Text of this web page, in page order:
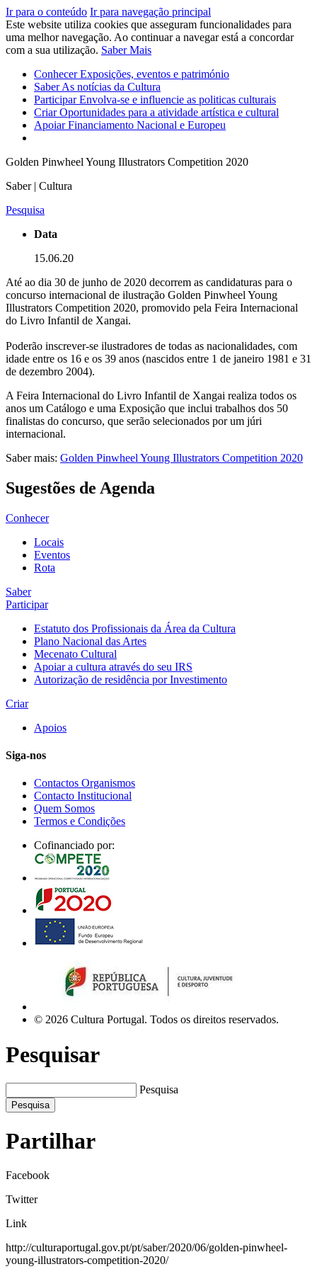
Ir para o conteúdo Ir para navegação principal
Este website utiliza cookies que asseguram funcionalidades para
uma melhor navegação. Ao continuar a navegar está a concordar
com a sua utilização. Saber Mais
ConhecerExposições, eventos e património
SaberAs notícias da Cultura
ParticiparEnvolva-se e influencie as politicas culturais
CriarOportunidades para a atividade artística e cultural
ApoiarFinanciamento Nacional e Europeu
Golden Pinwheel Young Illustrators Competition 2020
Saber | Cultura
Pesquisa
Data
15.06.20
Até ao dia 30 de junho de 2020 decorrem as candidaturas para o
concurso internacional de ilustração Golden Pinwheel Young
Illustrators Competition 2020, promovido pela Feira Internacional
do Livro Infantil de Xangai.
Poderão inscrever-se ilustradores de todas as nacionalidades, com
idade entre os 16 e os 39 anos (nascidos entre 1 de janeiro 1981 e 31
de dezembro 2004).
A Feira Internacional do Livro Infantil de Xangai realiza todos os
anos um Catálogo e uma Exposição que inclui trabalhos dos 50
finalistas do concurso, que serão selecionados por um júri
internacional.
Saber mais: Golden Pinwheel Young Illustrators Competition 2020
Sugestões de Agenda
Conhecer
Locais
Eventos
Rota
Saber
Participar
Estatuto dos Profissionais da Área da Cultura
Plano Nacional das Artes
Mecenato Cultural
Apoiar a cultura através do seu IRS
Autorização de residência por Investimento
Criar
Apoios
Siga-nos
Contactos Organismos
Contacto Institucional
Quem Somos
Termos e Condições
Cofinanciado por:
© 2026 Cultura Portugal. Todos os direitos reservados.
Pesquisar
Pesquisa
Pesquisa
Partilhar
Facebook
Twitter
Link
http://culturaportugal.gov.pt/pt/saber/2020/06/golden-pinwheel-
young-illustrators-competition-2020/